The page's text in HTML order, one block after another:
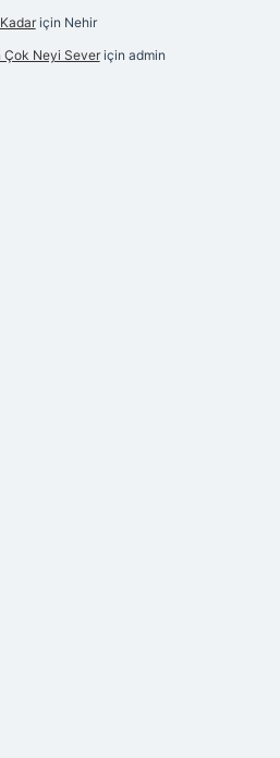
için Nehir
Çok Neyi Severiçin admin